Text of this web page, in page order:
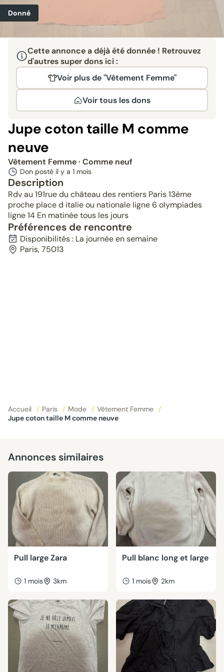
Donné
Cette annonce a déjà été donnée ! Retrouvez
d'autres super dons ici :
Voir plus de "Vêtement Femme"
Voir tous les dons
Jupe coton taille M comme
neuve
Vêtement Femme· Comme neuf
Don posté il y a 1 mois
Description
Rdv au 191rue du château des rentiers Paris 13ème
proche place d italie ou nationale ligne 6 olympiades
ligne 14 En matinée tous les jours
Préférences de rencontre
Disponibilités : La journée en semaine
Paris, 75013
Accueil / Paris / Mode / Vêtement Femme
/
Jupe coton taille M comme neuve
Annonces similaires
Pull large Zara
1 mois 3km
Pull blanc long et large
1 mois 2km